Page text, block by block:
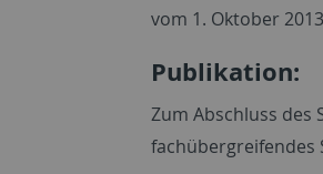
vom 1. Oktober
Publikation:
Zum Abschluss des
fachübergreifendes